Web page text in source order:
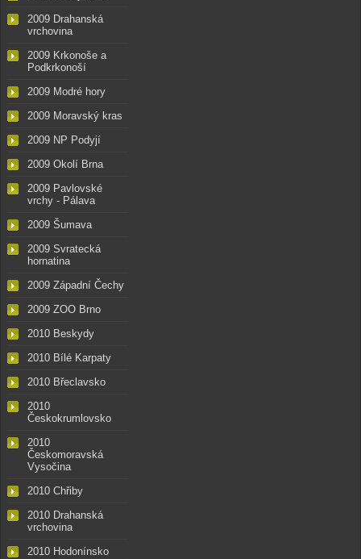
2009 Drahanská
vrchovina
2009 Krkonoše a
Podkrkonoší
2009 Modré hory
2009 Moravský kras
2009 NP Podyjí
2009 Okolí Brna
2009 Pavlovské
vrchy - Pálava
2009 Šumava
2009 Svratecká
hornatina
2009 Západní Čechy
2009 ZOO Brno
2010 Beskydy
2010 Bílé Karpaty
2010 Břeclavsko
2010
Českokrumlovsko
2010
Českomoravská
Vysočina
2010 Chřiby
2010 Drahanská
vrchovina
2010 Hodonínsko